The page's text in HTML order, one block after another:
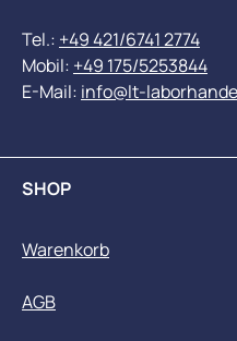
Tel.: +49 421/6741 2774
Mobil: +49 175/5253844
E-Mail: info@lt-
SHOP
Warenkorb
AGB